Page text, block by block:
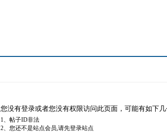
您没有登录或者您没有权限访问此页面，可能有如下几
1、帖子ID非法
2、您还不是站点会员,请先登录站点